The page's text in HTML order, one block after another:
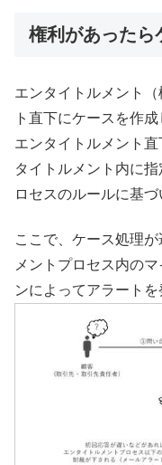
権利があったら
エンタイトルメント
ト直下にケースを作成
エンタイトルメント
タイトルメント内に
ロセスのルールに基
ここで、ケース処理
メントプロセス内の
ンによってアラートを